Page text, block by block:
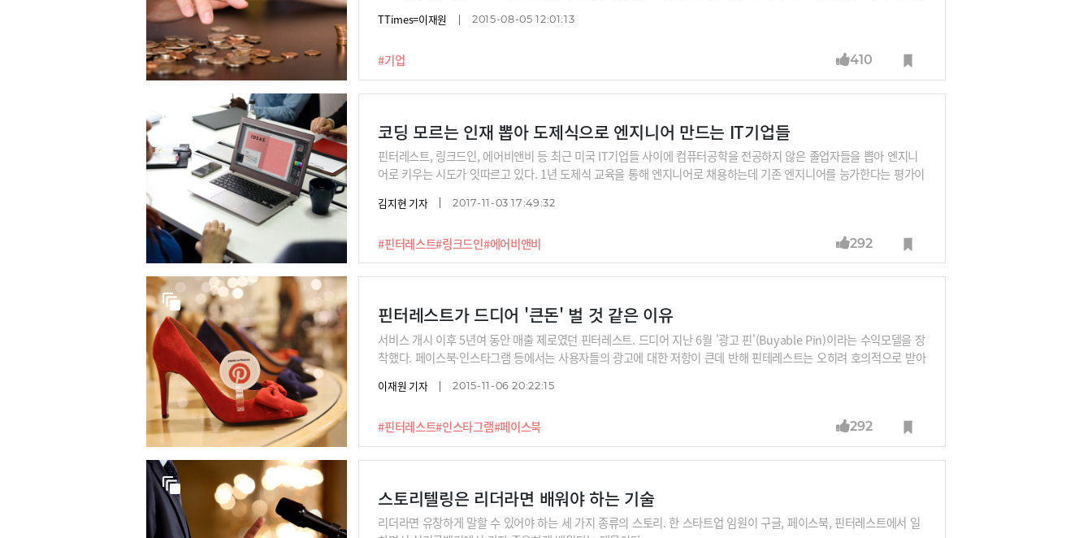
#기업
TTimes=이재원 2015-08-05 12:01:13
410
코딩 모르는 인재 뽑아 도제식으로 엔지니어 만드는 IT기업들
#핀터레스트#링크드인#에어비앤비
핀터레스트, 링크드인, 에어비앤비 등 최근 미국 IT기업들 사이에 컴퓨터공학을 전공하지 않은 졸업자들을 뽑아 엔지니
어로 키우는 시도가 잇따르고 있다. 1년 도제식 교육을 통해 엔지니어로 채용하는데 기존 엔지니어를 능가한다는 평가이
김지현 기자 2017-11-03 17:49:32
292
핀터레스트가 드디어 '큰돈' 벌 것 같은 이유
#핀터레스트#인스타그램#페이스북
서비스 개시 이후 5년여 동안 매출 제로였던 핀터레스트. 드디어 지난 6월 '광고 핀'(Buyable Pin)이라는 수익모델을 장
착했다. 페이스북·인스타그램 등에서는 사용자들의 광고에 대한 저항이 큰데 반해 핀테레스트는 오히려 호의적으로 받아
이재원 기자 2015-11-06 20:22:15
292
스토리텔링은 리더라면 배워야 하는 기술
리더라면 유창하게 말할 수 있어야 하는 세 가지 종류의 스토리. 한 스타트업 임원이 구글, 페이스북, 핀터레스트에서 일